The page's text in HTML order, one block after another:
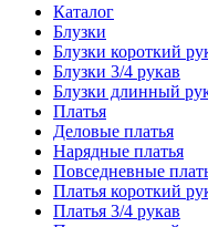
Каталог
Блузки
Блузки короткий
Блузки 3/4 рукав
Блузки длинный
Платья
Деловые платья
Нарядные платья
Повседневные
Платья короткий
Платья 3/4 рукав